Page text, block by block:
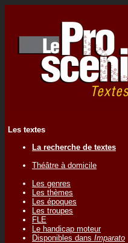
Les textes
La recherche de textes
Théâtre à domicile
Les genres
Les thèmes
Les époques
Les troupes
FLE
Le handicap moteur
Disponibles dans Imparato